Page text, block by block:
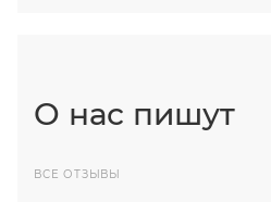
О нас пишут
ВСЕ ОТЗЫВЫ